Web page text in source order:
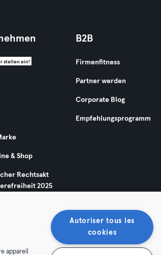
stellen ein!
& Shop
Rechtsakt
2025
B2B
Firmenfitness
Partner werden
Corporate Blog
Empfehlungsprogramm
appareil
Autoriser tous les
cookies